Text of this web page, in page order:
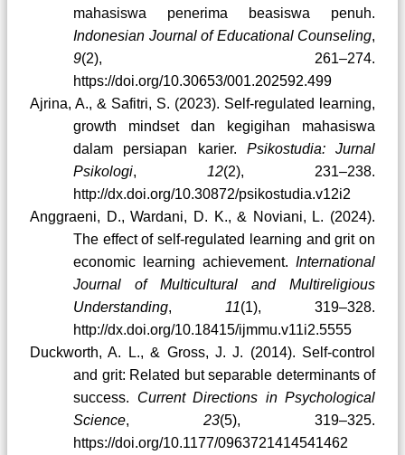
mahasiswa penerima beasiswa penuh.
Indonesian Journal of Educational Counseling,
9(2), 261–274.
https://doi.org/10.30653/001.202592.499
Ajrina, A., & Safitri, S. (2023). Self-regulated learning,
growth mindset dan kegigihan mahasiswa
dalam persiapan karier. Psikostudia: Jurnal
Psikologi, 12(2), 231–238.
http://dx.doi.org/10.30872/psikostudia.v12i2
Anggraeni, D., Wardani, D. K., & Noviani, L. (2024).
The effect of self-regulated learning and grit on
economic learning achievement. International
Journal of Multicultural and Multireligious
Understanding, 11(1), 319–328.
http://dx.doi.org/10.18415/ijmmu.v11i2.5555
Duckworth, A. L., & Gross, J. J. (2014). Self-control
and grit: Related but separable determinants of
success. Current Directions in Psychological
Science, 23(5), 319–325.
https://doi.org/10.1177/0963721414541462